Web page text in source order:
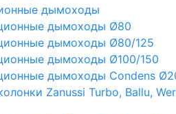
дымоходы
дымоходы Ø80
дымоходы Ø80/125
дымоходы Ø100/150
дымоходы Condens
Zanussi Turbo, Ballu,